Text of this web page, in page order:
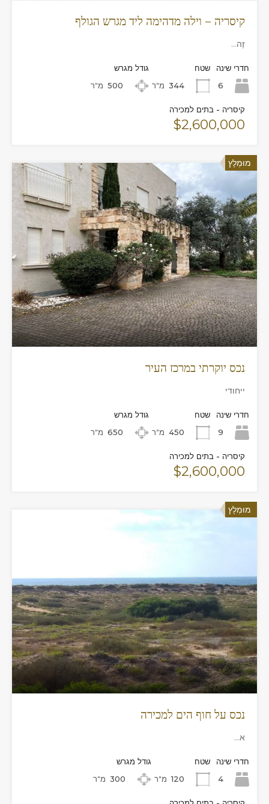
קיסריה – וילה מדהימה ליד מגרש הגולף
זֶה...
חדרי שינה
6
שטח
344 מ"ר
גודל מגרש
500 מ"ר
קיסריה - בתים למכירה
$2,600,000
מוּמְלָץ
נכס יוקרתי במרכז העיר
ייחודי
חדרי שינה
9
שטח
450 מ"ר
גודל מגרש
650 מ"ר
קיסריה - בתים למכירה
$2,600,000
מוּמְלָץ
נכס על חוף הים למכירה
א…
חדרי שינה
4
שטח
120 מ"ר
גודל מגרש
300 מ"ר